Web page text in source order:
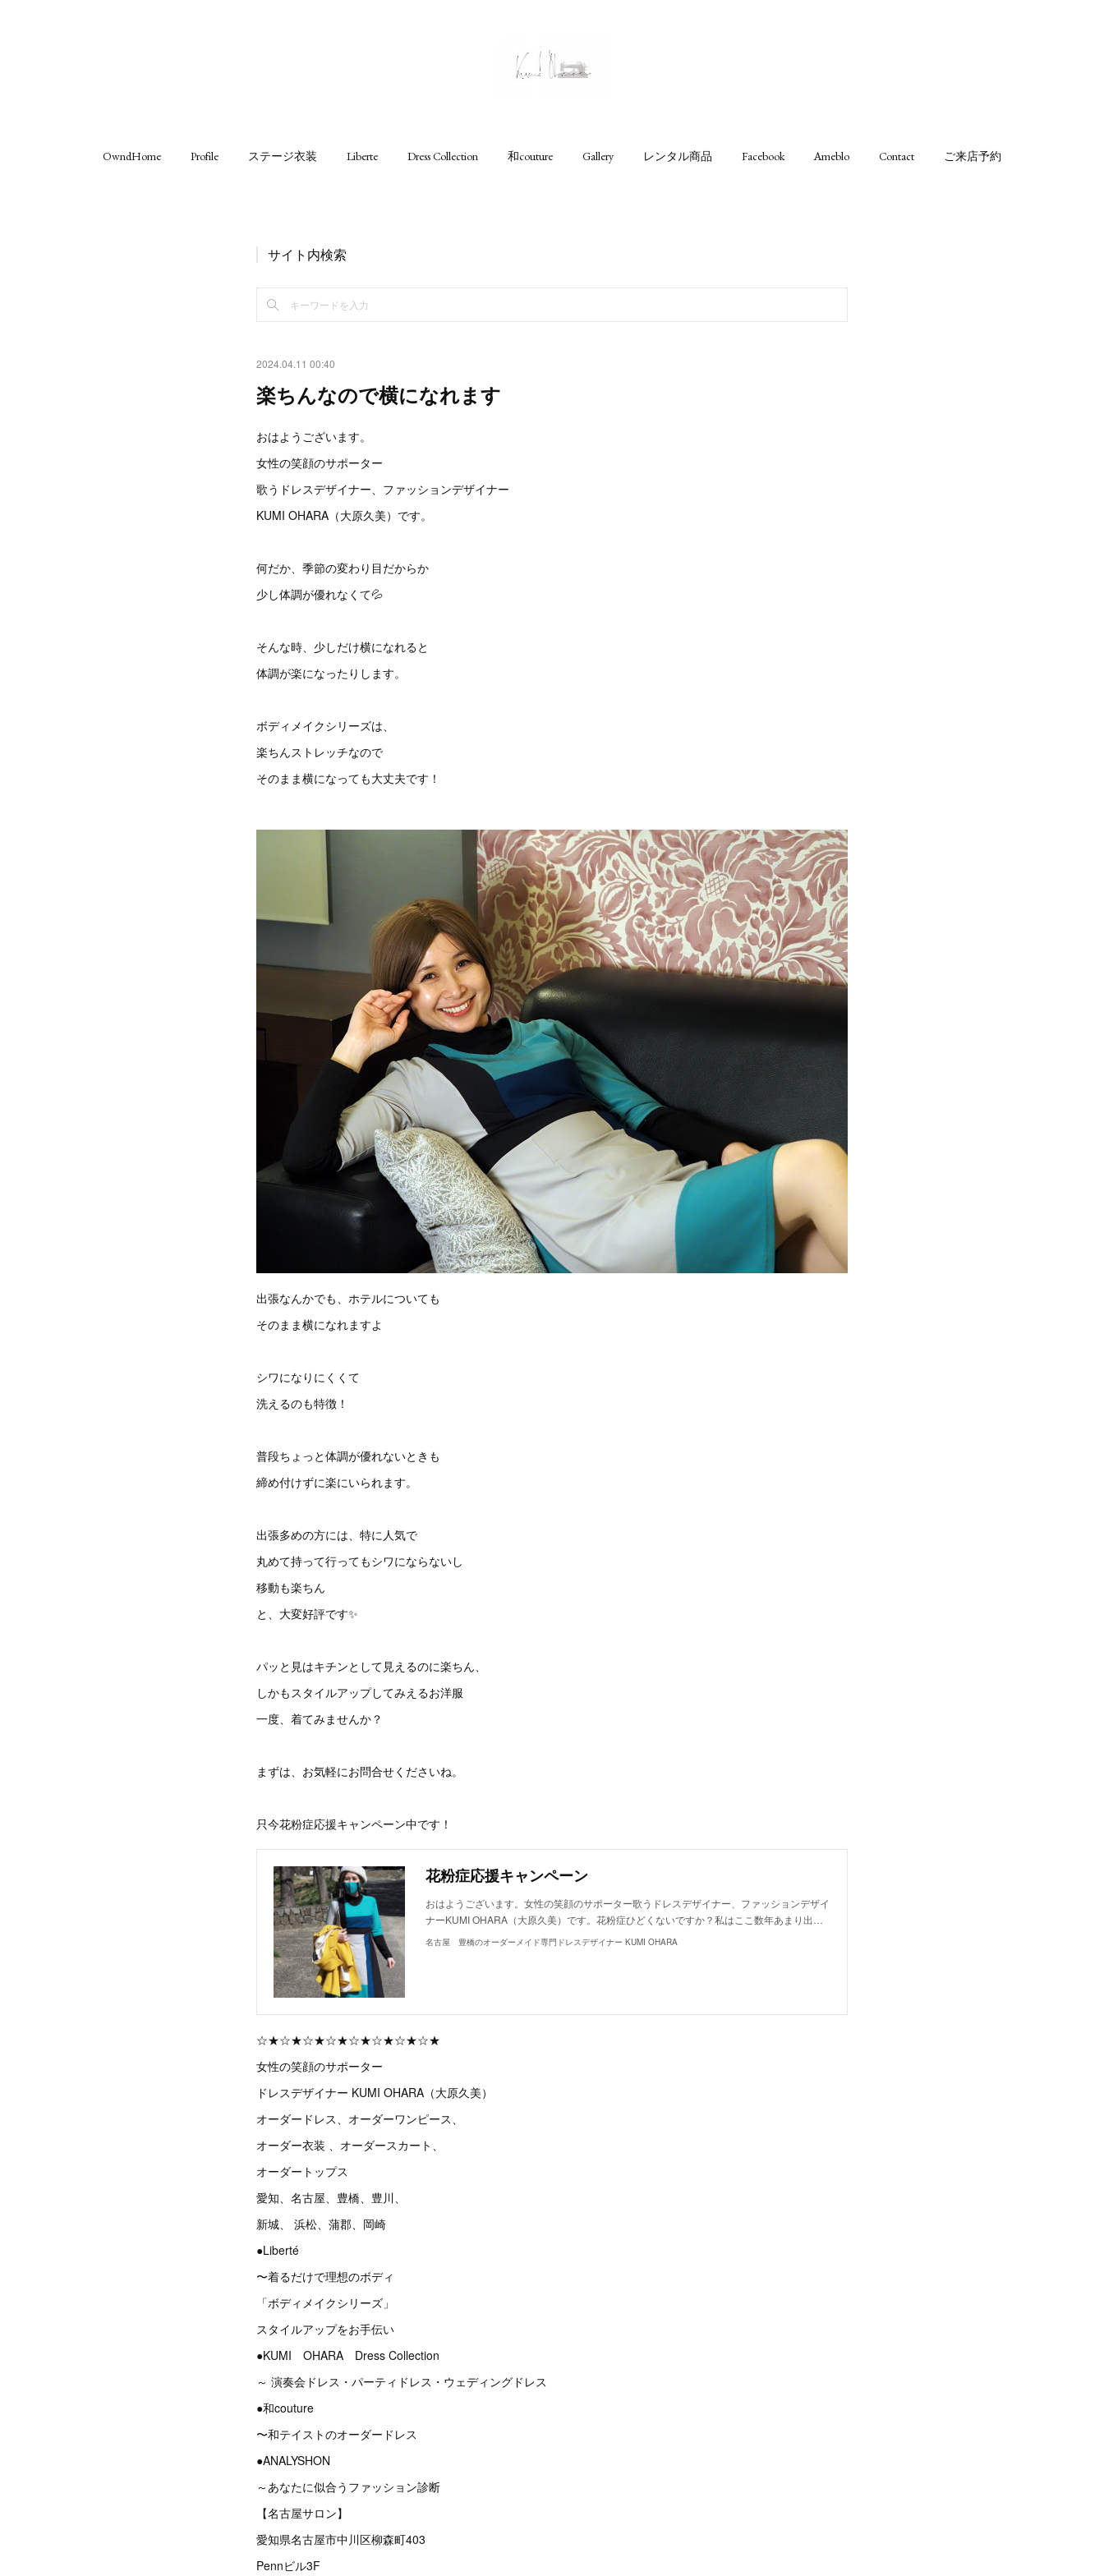
OwndHome Profile ステージ衣装 Liberte Dress Collection 和couture Gallery レンタル商品 Facebook Ameblo Contact ご来店予約
サイト内検索
2024.04.11 00:40
楽ちんなので横になれます
おはようございます。
女性の笑顔のサポーター
歌うドレスデザイナー、ファッションデザイナー
KUMI OHARA（大原久美）です。
何だか、季節の変わり目だからか
少し体調が優れなくて💦
そんな時、少しだけ横になれると
体調が楽になったりします。
ボディメイクシリーズは、
楽ちんストレッチなので
そのまま横になっても大丈夫です！
出張なんかでも、ホテルについても
そのまま横になれますよ
シワになりにくくて
洗えるのも特徴！
普段ちょっと体調が優れないときも
締め付けずに楽にいられます。
出張多めの方には、特に人気で
丸めて持って行ってもシワにならないし
移動も楽ちん
と、大変好評です✨
パッと見はキチンとして見えるのに楽ちん、
しかもスタイルアップしてみえるお洋服
一度、着てみませんか？
まずは、お気軽にお問合せくださいね。
只今花粉症応援キャンペーン中です！
花粉症応援キャンペーン
おはようございます。女性の笑顔のサポーター歌うドレスデザイナー、ファッションデザイ
ナーKUMI OHARA（大原久美）です。花粉症ひどくないですか？私はここ数年あまり出…
名古屋 豊橋のオーダーメイド専門ドレスデザイナー KUMI OHARA
☆★☆★☆★☆★☆★☆★☆★☆★
女性の笑顔のサポーター
ドレスデザイナー KUMI OHARA（大原久美）
オーダードレス、オーダーワンピース、
オーダー衣装 、オーダースカート、
オーダートップス
愛知、名古屋、豊橋、豊川、
新城、 浜松、蒲郡、岡崎
●Liberté
〜着るだけで理想のボディ
「ボディメイクシリーズ」
スタイルアップをお手伝い
●KUMI OHARA Dress Collection
～ 演奏会ドレス・パーティドレス・ウェディングドレス
●和couture
〜和テイストのオーダードレス
●ANALYSHON
～あなたに似合うファッション診断
【名古屋サロン】
愛知県名古屋市中川区柳森町403
Pennビル3F